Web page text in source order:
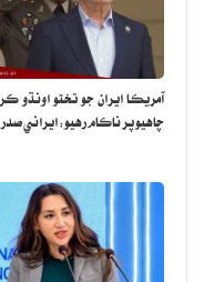
آمريڪا ايران جو تختو اونڌو
چاهيو پر ناڪام رهيو: ايراني صدر